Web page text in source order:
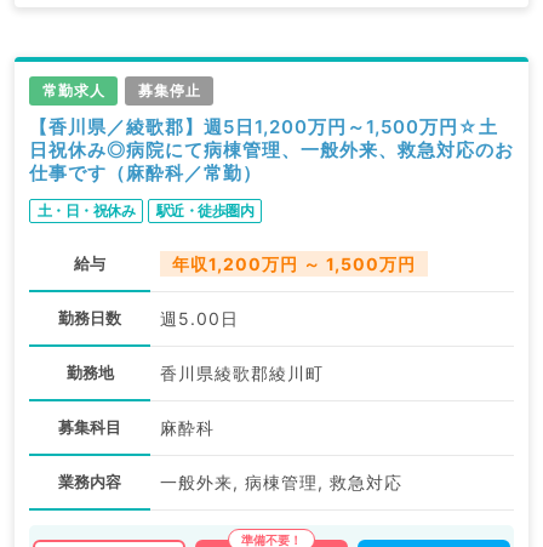
常勤求人 募集停止
【香川県／綾歌郡】週5日1,200万円～1,500万円☆土
日祝休み◎病院にて病棟管理、一般外来、救急対応のお
仕事です（麻酔科／常勤）
土・日・祝休み 駅近・徒歩圏内
給与 年収1,200万円 ～ 1,500万円
勤務日数 週5.00日
勤務地 香川県綾歌郡綾川町
募集科目 麻酔科
業務内容 一般外来, 病棟管理, 救急対応